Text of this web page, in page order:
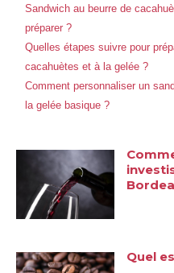
Sandwich au beurre de
préparer ?
Quelles étapes suivre pour
cacahuètes et à la gelée ?
Comment personnaliser un
la gelée basique ?
Quel